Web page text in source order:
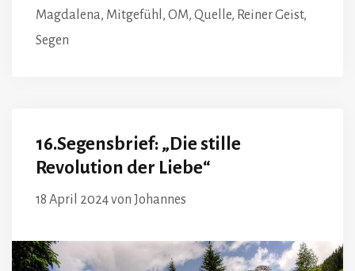
Magdalena, Mitgefühl , OM, Quelle, Reiner Geist,
Segen
16.Segensbrief: „Die stille
Revolution der Liebe“
18 April 2024von Johannes